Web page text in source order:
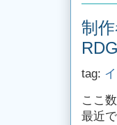
制
RDG
tag:
ここ
最近